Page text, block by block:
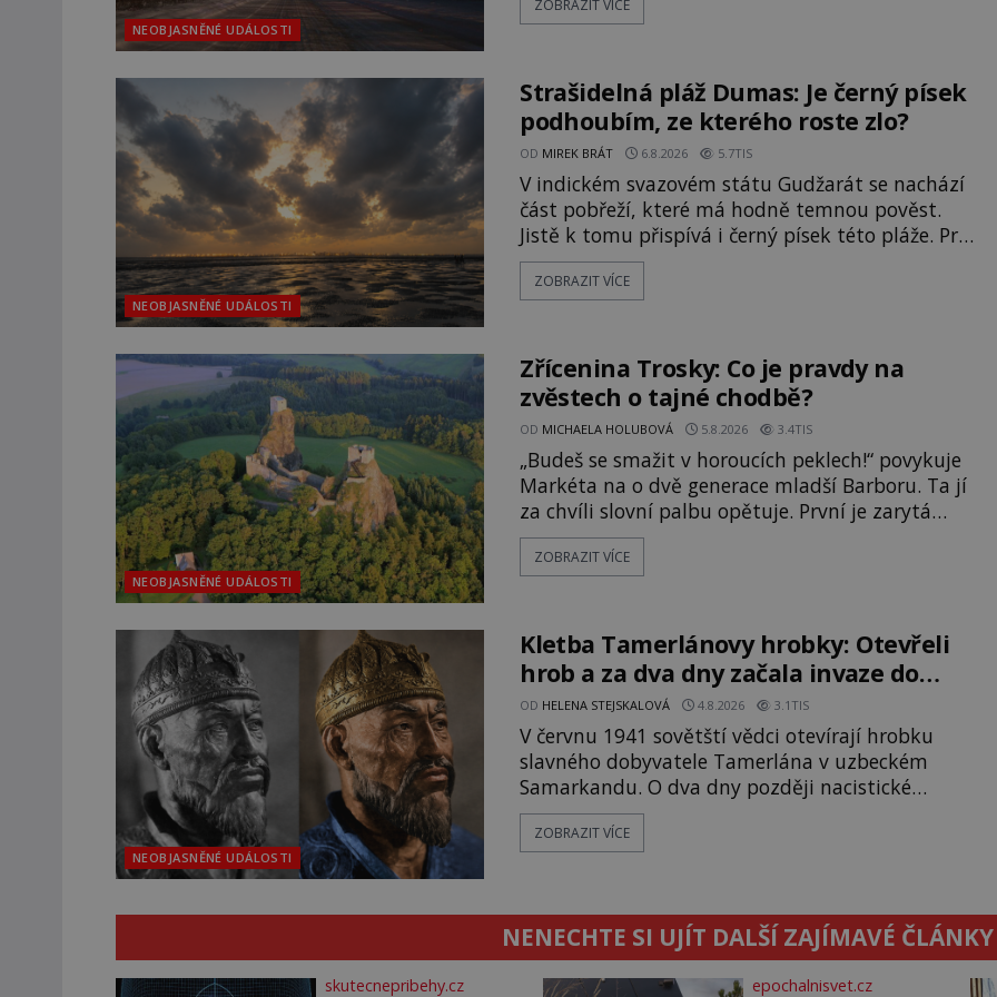
NEOBJASNĚNÉ UDÁLOSTI
doloženému přeletu UFO. Podle záznamů
nebo se zde skutečně právě vznáší mimozemská
loď
ZOBRAZIT VÍCE
NEOBJASNĚNÉ UDÁLOSTI
Strašidelná pláž Dumas: Je černý písek
podhoubím, ze kterého roste zlo?
OD MIREK BRÁT 6.8.2026 5.7TIS
V indickém svazovém státu Gudžarát se nachází
část pobřeží, které má hodně temnou pověst.
Jistě k tomu přispívá i černý písek této pláže. Proč
má pláž takové netypické zbarvení? Nakolik jsou
pravdivé historky, že zde došlo k
pláž Dumas ve městě Surat. Gu
ZOBRAZIT VÍCE
NEOBJASNĚNÉ UDÁLOSTI
Zřícenina Trosky: Co je pravdy na
zvěstech o tajné chodbě?
OD MICHAELA HOLUBOVÁ 5.8.2026 3.4TIS
„Budeš se smažit v horoucích peklech!“ povykuje
Markéta na o dvě generace mladší Barboru. Ta jí
za chvíli slovní palbu opětuje. První je zarytá
katolička, druhá přesvědčená kališnice. A každá z
nich se usídlí na jedné z věží slavného hradu
manželku má skutečně jistou
ZOBRAZIT VÍCE
NEOBJASNĚNÉ UDÁLOSTI
Kletba Tamerlánovy hrobky: Otevřeli
hrob a za dva dny začala invaze do
SSSR. Náhoda, nebo varování?
OD HELENA STEJSKALOVÁ 4.8.2026 3.1TIS
V červnu 1941 sovětští vědci otevírají hrobku
slavného dobyvatele Tamerlána v uzbeckém
Samarkandu. O dva dny později nacistické
Německo zahajuje operaci Barbarossa a napadá
Sovětský svaz. Shoda dat je natolik zarážející, že
fascinující souhru okolností? Když antropolog
Michail Gerasimov (1907-1970) a
ZOBRAZIT VÍCE
NENECHTE SI UJÍT DALŠÍ ZAJÍMAVÉ ČLÁNKY
skutecnepribehy.cz epochalnisvet.cz